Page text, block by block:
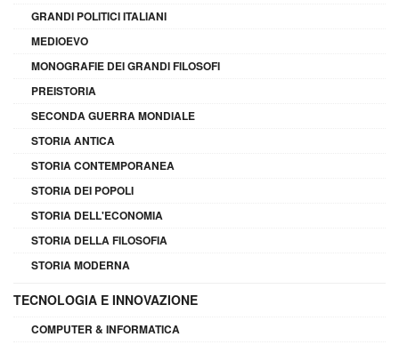
GRANDI POLITICI ITALIANI
MEDIOEVO
MONOGRAFIE DEI GRANDI FILOSOFI
PREISTORIA
SECONDA GUERRA MONDIALE
STORIA ANTICA
STORIA CONTEMPORANEA
STORIA DEI POPOLI
STORIA DELL'ECONOMIA
STORIA DELLA FILOSOFIA
STORIA MODERNA
TECNOLOGIA E INNOVAZIONE
COMPUTER & INFORMATICA